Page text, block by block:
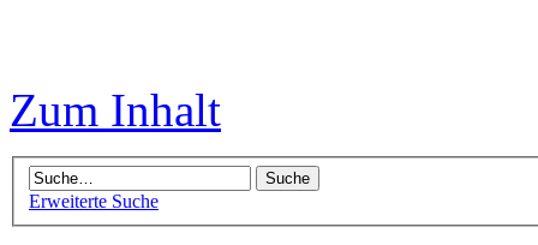
Zum Inhalt
Erweiterte Suche